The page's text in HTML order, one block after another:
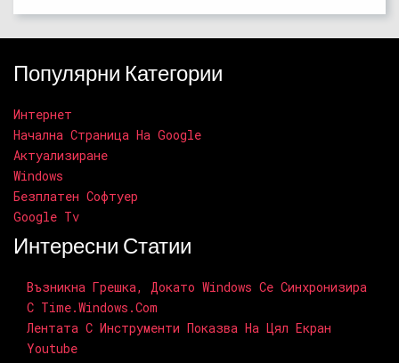
Популярни Категории
Интернет
Начална Страница На Google
Актуализиране
Windows
Безплатен Софтуер
Google Tv
Интересни Статии
Възникна Грешка, Докато Windows Се Синхронизира
С Time.windows.com
Лентата С Инструменти Показва На Цял Екран
Youtube